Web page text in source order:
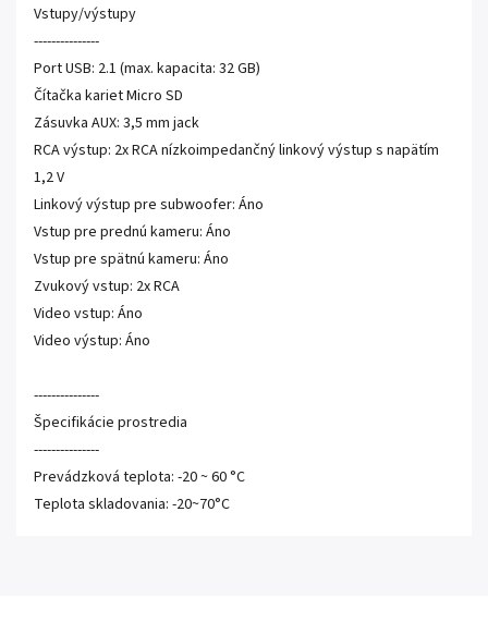
Vstupy/výstupy
---------------
Port USB: 2.1 (max. kapacita: 32 GB)
Čítačka kariet Micro SD
Zásuvka AUX: 3,5 mm jack
RCA výstup: 2x RCA nízkoimpedančný linkový výstup s napätím
1,2 V
Linkový výstup pre subwoofer: Áno
Vstup pre prednú kameru: Áno
Vstup pre spätnú kameru: Áno
Zvukový vstup: 2x RCA
Video vstup: Áno
Video výstup: Áno
---------------
Špecifikácie prostredia
---------------
Prevádzková teplota: -20 ~ 60 °C
Teplota skladovania: -20~70°C